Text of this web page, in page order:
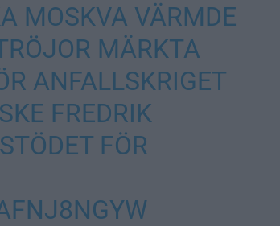
MOSKVA VÄRMDE
MÄRKTA
ANFALLSKRIGET
FREDRIK
FÖR